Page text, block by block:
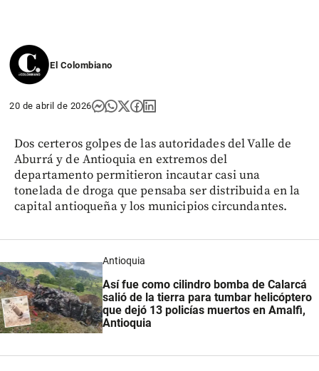
El Colombiano
20 de abril de 2026
Dos certeros golpes de las autoridades del Valle de
Aburrá y de Antioquia en extremos del
departamento permitieron incautar casi una
tonelada de droga que pensaba ser distribuida en la
capital antioqueña y los municipios circundantes.
Antioquia
Así fue como cilindro bomba de Calarcá
salió de la tierra para tumbar helicóptero
que dejó 13 policías muertos en Amalfi,
Antioquia